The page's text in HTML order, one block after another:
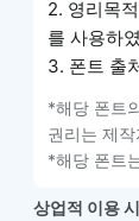
2. 영리목
를 사용하
3. 폰트 출
*해당 폰트
권리는 제
*해당 폰트
상업적 이용